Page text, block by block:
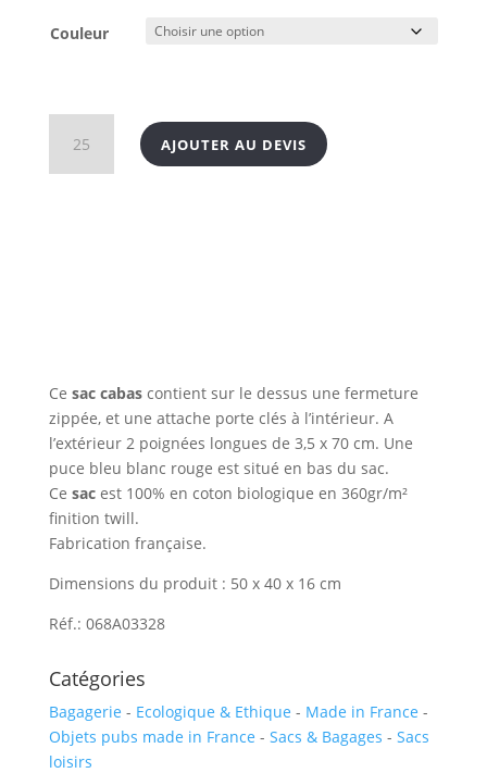
Couleur
Sac
AJOUTER AU DEVIS
Ce sac cabascontient sur le dessus une fermeture
zippée, et une attache porte clés à l’intérieur. A
l’extérieur 2 poignées longues de 3,5 x 70 cm. Une
puce bleu blanc rouge est situé en bas du sac.
Ce sacest 100% en coton biologique en 360gr/m²
finition twill.
Fabrication française.
Dimensions du produit : 50 x 40 x 16 cm
Réf.: 068A03328
Catégories
Bagagerie - Ecologique & Ethique - Made in France -
Objets pubs made in France - Sacs & Bagages - Sacs
loisirs